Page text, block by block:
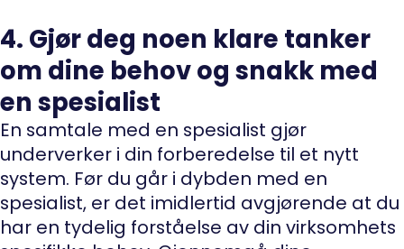
4. Gjør deg noen klare tanker
om dine behov og snakk med
en spesialist
En samtale med en spesialist gjør
underverker i din forberedelse til et nytt
system. Før du går i dybden med en
spesialist, er det imidlertid avgjørende at du
har en tydelig forståelse av din virksomhets